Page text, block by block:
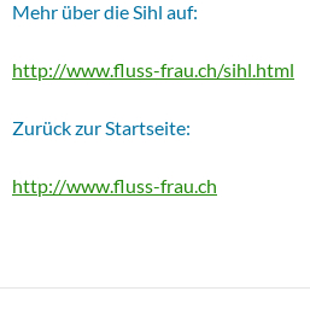
Mehr über die Sihl auf:
http://www.fluss-frau.ch/sihl.html
Zurück zur Startseite:
http://www.fluss-frau.ch